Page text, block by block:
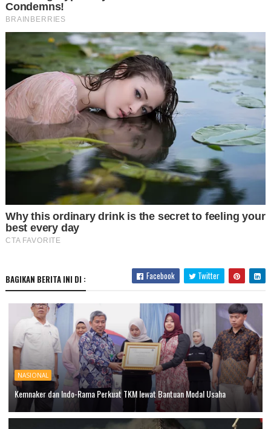
BAGIKAN BERITA INI DI : Facebook Twitter
NASIONAL
Kemnaker dan Indo-Rama Perkuat TKM lewat Bantuan Modal Usaha